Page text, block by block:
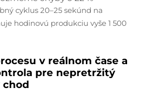
cyklus 20–25 sekúnd na
hodinovú produkciu vyše 1 500
v reálnom čase a
pre nepretržitý
chod